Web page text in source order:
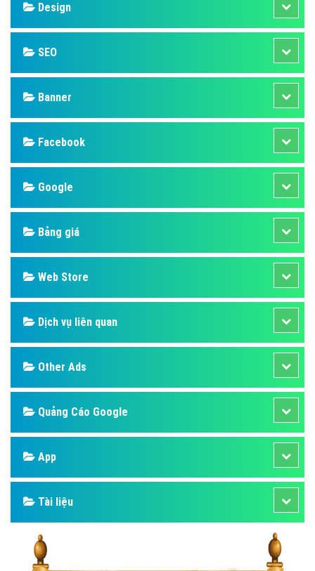
Design
SEO
Banner
Facebook
Google
Bảng giá
Web Store
Dịch vụ liên quan
Other Ads
Quảng Cáo Google
App
Tài liệu